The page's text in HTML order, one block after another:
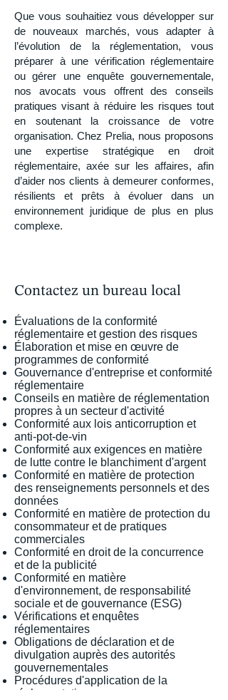
Que vous souhaitiez vous développer sur
de nouveaux marchés, vous adapter à
l’évolution de la réglementation, vous
préparer à une vérification réglementaire
ou gérer une enquête gouvernementale,
nos avocats vous offrent des conseils
pratiques visant à réduire les risques tout
en soutenant la croissance de votre
organisation. Chez Prelia, nous proposons
une expertise stratégique en droit
réglementaire, axée sur les affaires, afin
d’aider nos clients à demeurer conformes,
résilients et prêts à évoluer dans un
environnement juridique de plus en plus
complexe.
Contactez un bureau local
Évaluations de la conformité
réglementaire et gestion des risques
Élaboration et mise en œuvre de
programmes de conformité
Gouvernance d'entreprise et conformité
réglementaire
Conseils en matière de réglementation
propres à un secteur d'activité
Conformité aux lois anticorruption et
anti-pot-de-vin
Conformité aux exigences en matière
de lutte contre le blanchiment d'argent
Conformité en matière de protection
des renseignements personnels et des
données
Conformité en matière de protection du
consommateur et de pratiques
commerciales
Conformité en droit de la concurrence
et de la publicité
Conformité en matière
d'environnement, de responsabilité
sociale et de gouvernance (ESG)
Vérifications et enquêtes
réglementaires
Obligations de déclaration et de
divulgation auprès des autorités
gouvernementales
Procédures d'application de la
réglementation